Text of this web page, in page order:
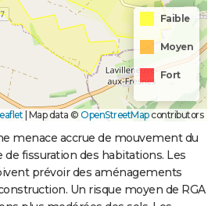
Faible
Moyen
Fort
|Map data © OpenStreetMapcontributors
menace accrue de mouvement du
fissuration des habitations. Les
prévoir des aménagements
Un risque moyen de RGA